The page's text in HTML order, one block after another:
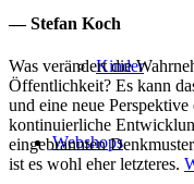
Kinder
Webshops
— Stefan Koch
Was verändert die
Öffentlichkeit? Es kann
und eine neue
kontinuierliche
eingebrannten
ist es wohl eher letzteres.